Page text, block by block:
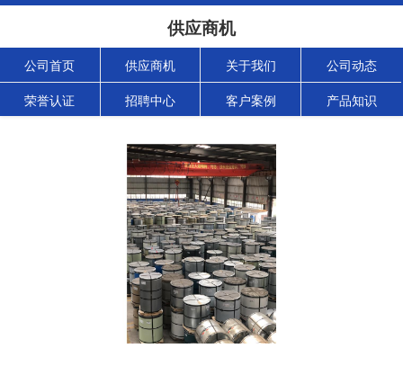
供应商机
公司首页 供应商机 关于我们 公司动态
荣誉认证 招聘中心 客户案例 产品知识